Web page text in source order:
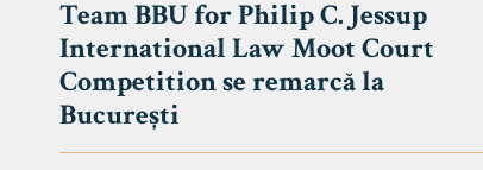
Team BBU for Philip C. Jessup
International Law Moot Court
Competition se remarcă la
București